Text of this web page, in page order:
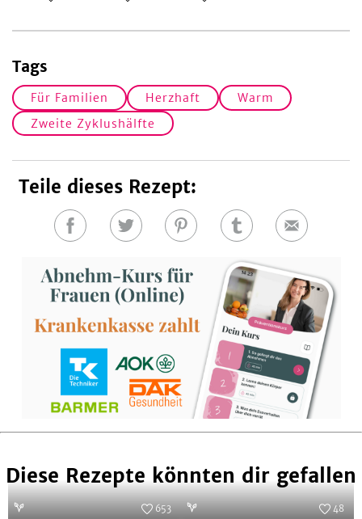
Tags
Für Familien Herzhaft
Warm
Zweite Zyklushälfte
Teile dieses Rezept:
Auf
teilen
Auf
teilen
Auf
teilen
Auf
teilen
E-
Diese Rezepte könnten dir gefallen
653 48